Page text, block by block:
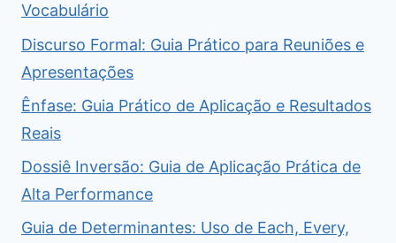
Vocabulário
Discurso Formal: Guia Prático para Reuniões e
Apresentações
Ênfase: Guia Prático de Aplicação e Resultados
Reais
Dossiê Inversão: Guia de Aplicação Prática de
Alta Performance
Guia de Determinantes: Uso de Each, Every,